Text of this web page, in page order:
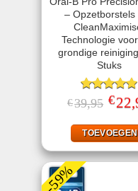
– Opzetborstels
Technologie
grondige
Stuks
5.00uit 5
€39,95
prijs
€
TOEVOEGEN
-59%